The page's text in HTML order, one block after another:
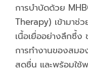
การบำบัดด้วย
Therapy) เข้ามาช่
เนื้อเยื่ออย่างลึกซึ้
การทำงานของสม
สดชื่น และพร้อมใช้